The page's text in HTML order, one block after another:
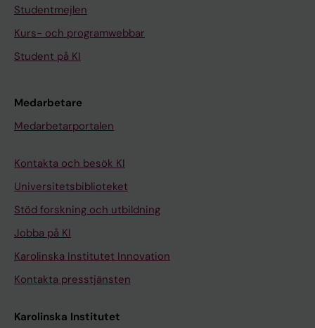
Studentmejlen
Kurs- och programwebbar
Student på KI
Medarbetare
Medarbetarportalen
Kontakta och besök KI
Universitetsbiblioteket
Stöd forskning och utbildning
Jobba på KI
Karolinska Institutet Innovation
Kontakta presstjänsten
Karolinska Institutet